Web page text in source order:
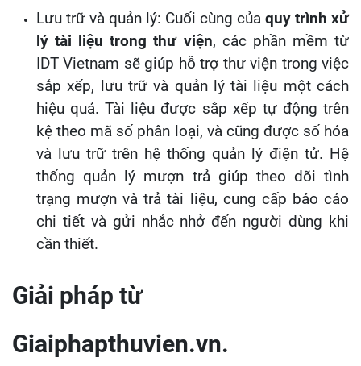
Lưu trữ và quản lý: Cuối cùng của quy trình xử
lý tài liệu trong thư viện, các phần mềm từ
IDT Vietnam sẽ giúp hỗ trợ thư viện trong việc
sắp xếp, lưu trữ và quản lý tài liệu một cách
hiệu quả. Tài liệu được sắp xếp tự động trên
kệ theo mã số phân loại, và cũng được số hóa
và lưu trữ trên hệ thống quản lý điện tử. Hệ
thống quản lý mượn trả giúp theo dõi tình
trạng mượn và trả tài liệu, cung cấp báo cáo
chi tiết và gửi nhắc nhở đến người dùng khi
cần thiết.
Giải pháp từ
Giaiphapthuvien.vn.